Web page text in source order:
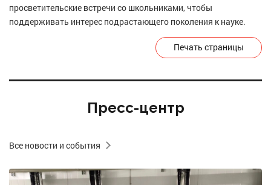
просветительские встречи со школьниками, чтобы
поддерживать интерес подрастающего поколения к науке.
Печать страницы
Пресс-центр
Все новости и события